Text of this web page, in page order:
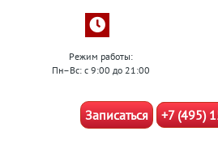
Режим работы:
Пн–Вс: с 9:00 до 21:00
Записаться +7 (495)